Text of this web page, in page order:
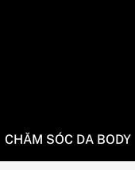
CHĂM SÓC DA BODY